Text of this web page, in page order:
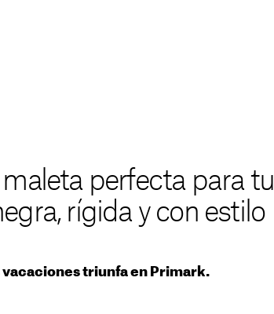
perfecta para tu
rígida y con estilo
vacaciones triunfa en Primark.